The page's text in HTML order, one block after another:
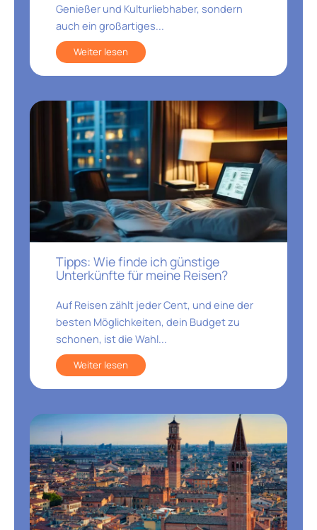
Genießer und Kulturliebhaber, sondern
auch ein großartiges...
Weiter lesen
Tipps: Wie finde ich günstige
Unterkünfte für meine Reisen?
Auf Reisen zählt jeder Cent, und eine der
besten Möglichkeiten, dein Budget zu
schonen, ist die Wahl...
Weiter lesen